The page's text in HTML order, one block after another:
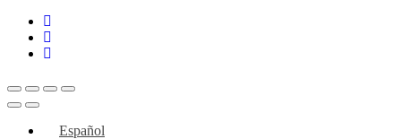
twitter
facebook
instagram
Español